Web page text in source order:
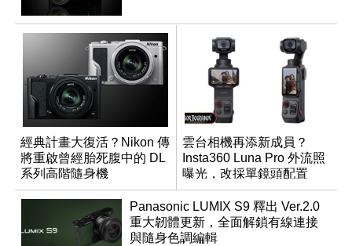
經典計畫大復活？Nikon 傳
將重啟曾經胎死腹中的 DL
系列高階隨身機
雲台相機再添新成員？
Insta360 Luna Pro 外流照
曝光，改採單鏡頭配置
Panasonic LUMIX S9 釋出 Ver.2.0
重大韌體更新，全面解鎖有線連接
與隨身色調編輯